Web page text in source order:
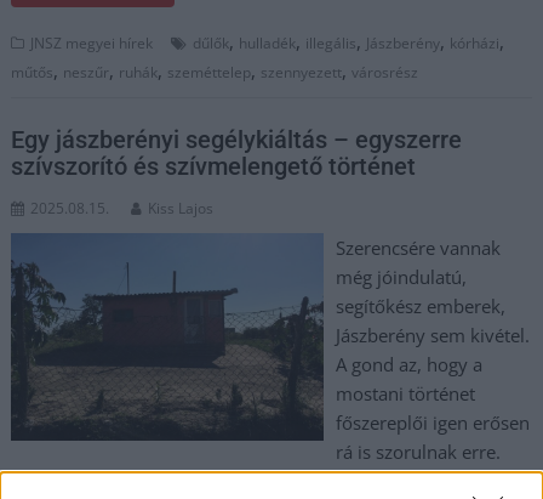
JNSZ megyei hírek dűlők, hulladék, illegális, Jászberény, kórházi,
műtős, neszűr, ruhák, szeméttelep, szennyezett,városrész
Egy jászberényi segélykiáltás – egyszerre
szívszorító és szívmelengető történet
2025.08.15. Kiss Lajos
Szerencsére vannak
még jóindulatú,
segítőkész emberek,
Jászberény sem kivétel.
A gond az, hogy a
mostani történet
főszereplői igen erősen
rá is szorulnak erre.